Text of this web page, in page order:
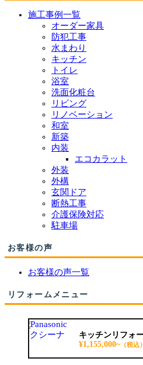
施工事例一覧
オーダー家具
防犯工事
水まわり
キッチン
トイレ
浴室
洗面化粧台
リビング
リノベーション
和室
新築
内装
エコカラット
外装
外構
玄関ドア
断熱工事
介護保険対応
駐車場
お客様の声
お客様の声一覧
リフォームメニュー
キッチンリフォ
¥1,155,000~（税込）